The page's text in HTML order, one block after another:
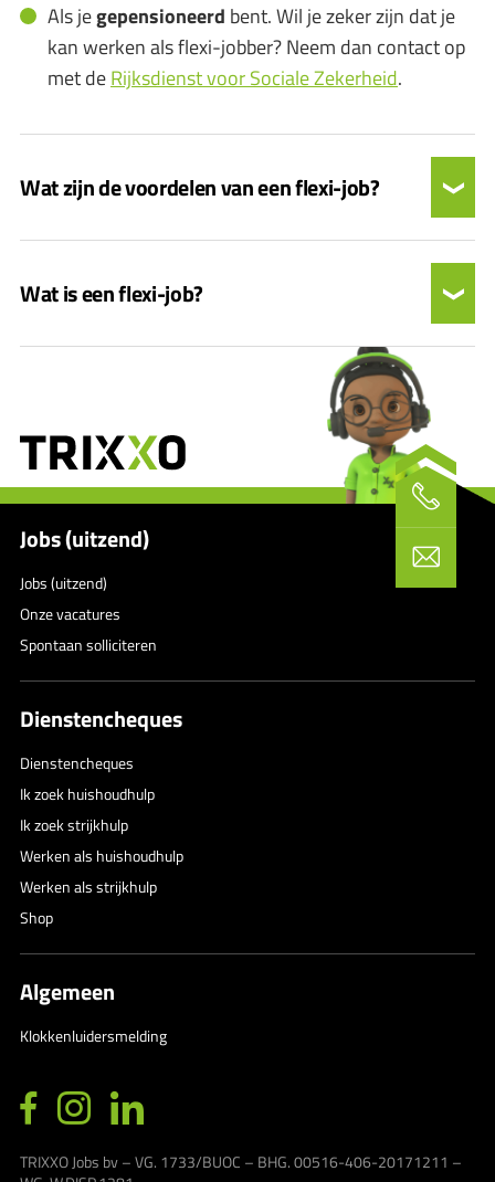
Als jegepensioneerd bent. Wil je zeker zijn dat je
kan werken als flexi-jobber? Neem dan contact op
met deRijksdienst voor Sociale Zekerheid.
Wat zijn de voordelen van een flexi-job?
Wat is een flexi-job?
Jobs (uitzend)
Jobs (uitzend)
Onze vacatures
Spontaan solliciteren
Dienstencheques
Dienstencheques
Ik zoek huishoudhulp
Ik zoek strijkhulp
Werken als huishoudhulp
Werken als strijkhulp
Shop
Algemeen
Klokkenluidersmelding
TRIXXO Jobs bv – VG. 1733/BUOC – BHG. 00516-406-20171211 –